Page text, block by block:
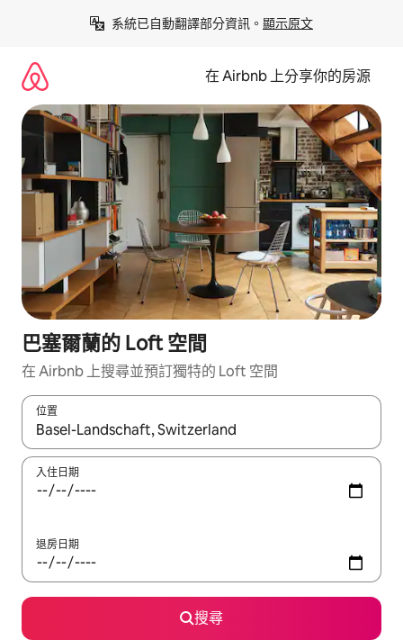
系統已自動翻譯部分資訊。 顯示原文
在 Airbnb 上分享你的房源
巴塞爾蘭的 Loft 空間
在 Airbnb 上搜尋並預訂獨特的 Loft 空間
位置
如有搜尋結果，瀏覽內容時請使用上下箭頭，或輕點、滑動裝置。
入住日期
退房日期
搜尋